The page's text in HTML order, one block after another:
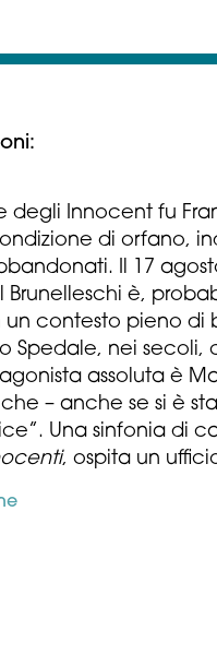
degli Innocent fu
di orfano,
Il 17
è,
un contesto pieno
Spedale, nei
assoluta è
– anche se si è
Una sinfonia di
, ospita un